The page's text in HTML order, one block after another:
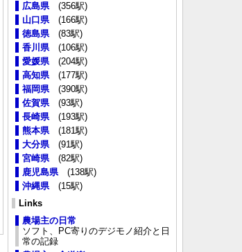
広島県(356駅)
山口県(166駅)
徳島県(83駅)
香川県(106駅)
愛媛県(204駅)
高知県(177駅)
福岡県(390駅)
佐賀県(93駅)
長崎県(193駅)
熊本県(181駅)
大分県(91駅)
宮崎県(82駅)
鹿児島県(138駅)
沖縄県(15駅)
Links
農場主の日常
ソフト、PC寄りのデジモノ紹介と日
常の記録